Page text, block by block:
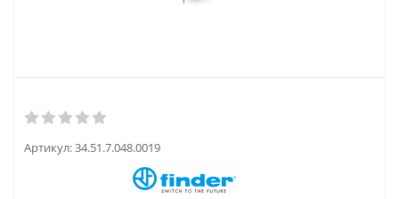
Артикул:34.51.7.048.0019